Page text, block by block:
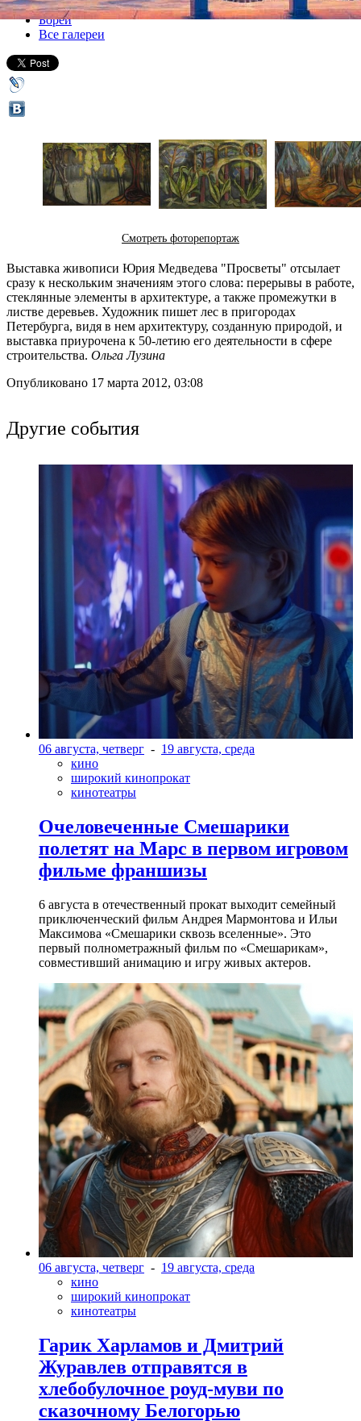
Борей
Все галереи
Смотреть фоторепортаж
Выставка живописи Юрия Медведева "Просветы" отсылает
сразу к нескольким значениям этого слова: перерывы в работе,
стеклянные элементы в архитектуре, а также промежутки в
листве деревьев. Художник пишет лес в пригородах
Петербурга, видя в нем архитектуру, созданную природой, и
выставка приурочена к 50-летию его деятельности в сфере
строительства. Ольга Лузина
Опубликовано 17 марта 2012, 03:08
Другие события
06 августа, четверг - 19 августа, среда
кино
широкий кинопрокат
кинотеатры
Очеловеченные Смешарики
полетят на Марс в первом игровом
фильме франшизы
6 августа в отечественный прокат выходит семейный
приключенческий фильм Андрея Мармонтова и Ильи
Максимова «Смешарики сквозь вселенные». Это
первый полнометражный фильм по «Смешарикам»,
совместивший анимацию и игру живых актеров.
06 августа, четверг - 19 августа, среда
кино
широкий кинопрокат
кинотеатры
Гарик Харламов и Дмитрий
Журавлев отправятся в
хлебобулочное роуд-муви по
сказочному Белогорью